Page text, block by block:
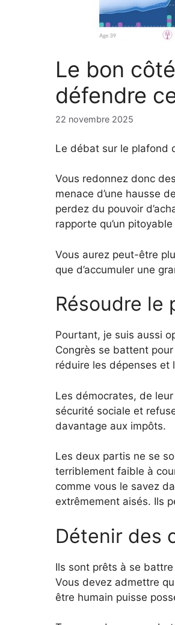
Le bon
défendre
22 novembre 2025
Le débat sur le plafond
Vous redonnez donc
menace d’une hausse
perdez du pouvoir
rapporte qu’un
Vous aurez peut-être
que d’accumuler une
Résoudre le
Pourtant, je suis aussi
Congrès se battent
réduire les dépenses et
Les démocrates, de
sécurité sociale et
davantage aux impôts.
Les deux partis ne se
terriblement faible à
comme vous le savez
extrêmement aisés. Ils
Détenir des
Ils sont prêts à se
Vous devez admettre
être humain puisse